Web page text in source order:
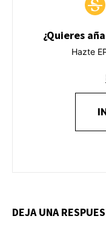
¿Quieres
Hazte
DEJA UNA